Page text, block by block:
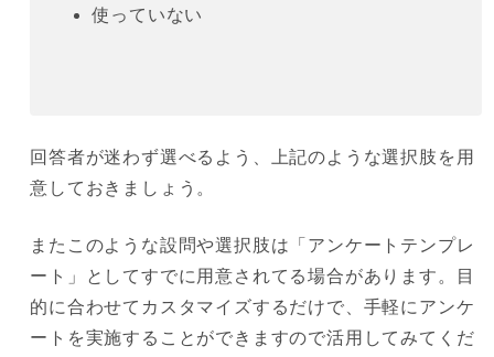
使っていない
回答者が迷わず選べるよう、上記のような選択肢を用
意しておきましょう。
またこのような設問や選択肢は「アンケートテンプレ
ート」としてすでに用意されてる場合があります。目
的に合わせてカスタマイズするだけで、手軽にアンケ
ートを実施することができますので活用してみてくだ